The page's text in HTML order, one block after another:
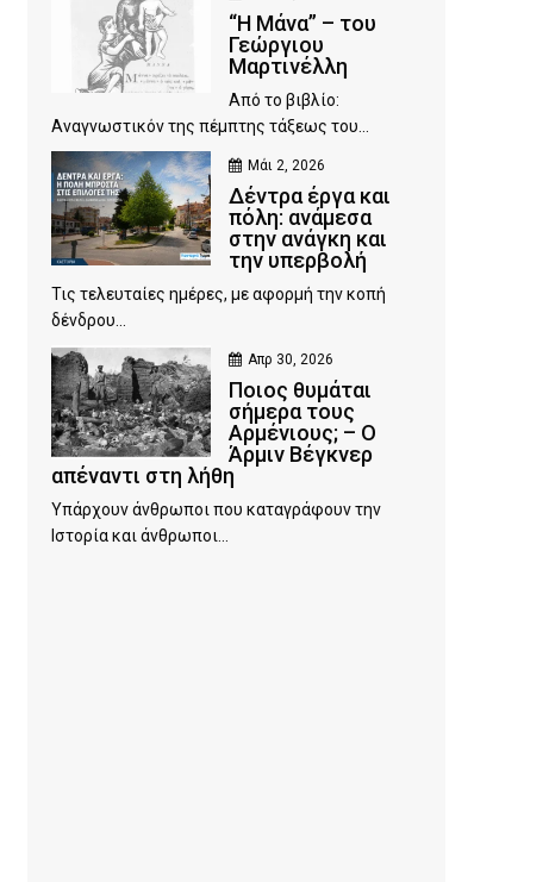
“Η Μάνα” – του
Γεώργιου
Μαρτινέλλη
Από το βιβλίο:
Αναγνωστικόν της πέμπτης τάξεως του...
Μάι 2, 2026
Δέντρα έργα και
πόλη: ανάμεσα
στην ανάγκη και
την υπερβολή
Τις τελευταίες ημέρες, με αφορμή την κοπή
δένδρου...
Απρ 30, 2026
Ποιος θυμάται
σήμερα τους
Αρμένιους; – Ο
Άρμιν Βέγκνερ
απέναντι στη λήθη
Υπάρχουν άνθρωποι που καταγράφουν την
Ιστορία και άνθρωποι...